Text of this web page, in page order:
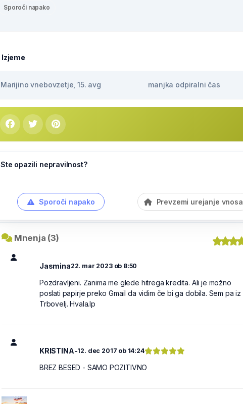
Sporoči napako
Izjeme
Marijino vnebovzetje, 15. avg manjka odpiralni čas
Ste opazili nepravilnost?
Sporoči napako Prevzemi urejanje vnosa
Mnenja (3)
Jasmina22. mar 2023 ob 8:50
Pozdravljeni. Zanima me glede hitrega kredita. Ali je možno
poslati papirje preko Gmail da vidim če bi ga dobila. Sem pa iz
Trbovelj. Hvala.lp
KRISTINA-12. dec 2017 ob 14:24
BREZ BESED - SAMO POZITIVNO